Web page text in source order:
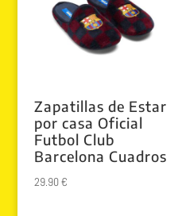
Zapatillas de Estar
por casa Oficial
Futbol Club
Barcelona Cuadros
29.90€